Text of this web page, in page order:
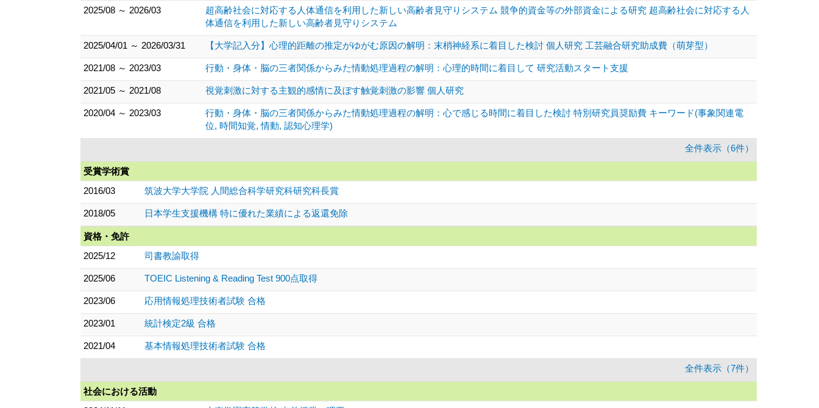
2025/08 ～ 2026/03
超高齢社会に対応する人体通信を利用した新しい高齢者見守りシステム 競争的資金等の外部資金による研究 超高齢社会に対応する人
体通信を利用した新しい高齢者見守りシステム
2025/04/01 ～ 2026/03/31 【大学記入分】心理的距離の推定がゆがむ原因の解明：末梢神経系に着目した検討 個人研究 工芸融合研究助成費（萌芽型）
2021/08 ～ 2023/03 行動・身体・脳の三者関係からみた情動処理過程の解明：心理的時間に着目して 研究活動スタート支援
2021/05 ～ 2021/08 視覚刺激に対する主観的感情に及ぼす触覚刺激の影響 個人研究
2020/04 ～ 2023/03
行動・身体・脳の三者関係からみた情動処理過程の解明：心で感じる時間に着目した検討 特別研究員奨励費 キーワード(事象関連電
位, 時間知覚, 情動, 認知心理学)
全件表示（6件）
受賞学術賞
2016/03
筑波大学大学院 人間総合科学研究科研究科長賞
2018/05 日本学生支援機構 特に優れた業績による返還免除
資格・免許
2025/12
司書教諭取得
2025/06 TOEIC Listening & Reading Test 900点取得
2023/06 応用情報処理技術者試験 合格
2023/01 統計検定2級 合格
2021/04 基本情報処理技術者試験 合格
全件表示（7件）
社会における活動